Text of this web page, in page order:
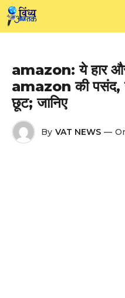
Skip
to
amazon: ये हार
amazon की पसंद,
छूट; जानिए
By VAT NEWS —